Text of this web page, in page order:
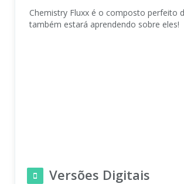
Chemistry Fluxx é o composto perfeito
também estará aprendendo sobre eles!
Versões Digitais